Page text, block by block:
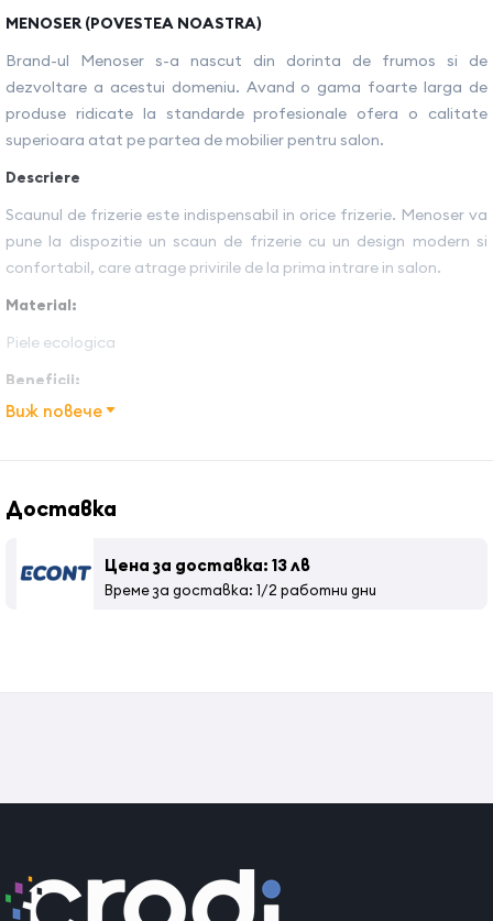
MENOSER (POVESTEA NOASTRA)
Brand-ul Menoser s-a nascut din dorinta de frumos si de
dezvoltare a acestui domeniu. Avand o gama foarte larga de
produse ridicate la standarde profesionale ofera o calitate
superioara atat pe partea de mobilier pentru salon.
Descriere
Scaunul de frizerie este indispensabil in orice frizerie. Menoser va
pune la dispozitie un scaun de frizerie cu un design modern si
confortabil, care atrage privirile de la prima intrare in salon.
Material:
Piele ecologica
Beneficii:
Mecanism de inclinare
Mecanism de blocare a tetierei
Inaltime: 103-119 cm
Виж повече
Доставка
Цена за доставка: 13 лв
Време за доставка: 1/2 работни дни